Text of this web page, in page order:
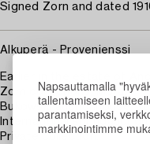
Napsauttamalla
tallentamiseen
parantamiseksi,
markkinointimme
Signed Zorn and dated
Alkuperä - Provenienssi
Earlier in the estate of
Zorn collections, Mora.
Bukowski auctionhouse,
International
Private collection.